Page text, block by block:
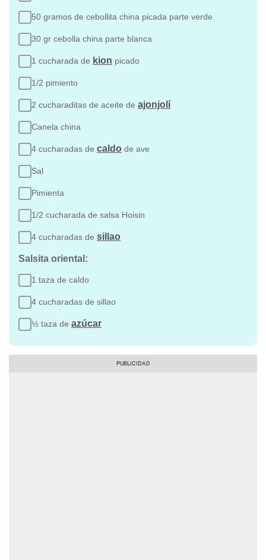
50 gramos de cebollita china picada parte verde
30 gr cebolla china parte blanca
1 cucharada de kion picado
1/2 pimiento
2 cucharaditas de aceite de ajonjolí
Canela china
4 cucharadas de caldo de ave
Sal
Pimienta
1/2 cucharada de salsa Hoisin
4 cucharadas de sillao
Salsita oriental:
1 taza de caldo
4 cucharadas de sillao
½ taza de azúcar